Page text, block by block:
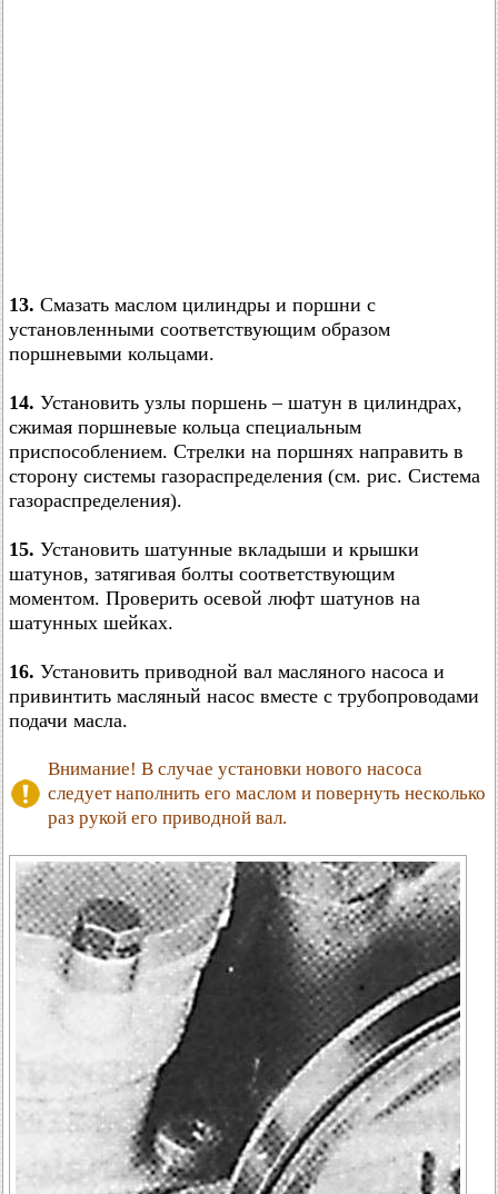
13. Смазать маслом цилиндры и поршни с
установленными соответствующим образом
поршневыми кольцами.
14. Установить узлы поршень – шатун в цилиндрах,
сжимая поршневые кольца специальным
приспособлением. Стрелки на поршнях направить в
сторону системы газораспределения (см. рис. Система
газораспределения).
15. Установить шатунные вкладыши и крышки
шатунов, затягивая болты соответствующим
моментом. Проверить осевой люфт шатунов на
шатунных шейках.
16. Установить приводной вал масляного насоса и
привинтить масляный насос вместе с трубопроводами
подачи масла.
Внимание! В случае установки нового насоса
следует наполнить его маслом и повернуть несколько
раз рукой его приводной вал.